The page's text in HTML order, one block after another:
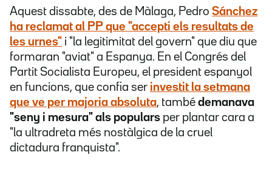
Aquest dissabte, des de Màlaga, Pedro Sánchez
ha reclamat al PP que "accepti els resultats de
les urnes" i "la legitimitat del govern" que diu que
formaran "aviat" a Espanya. En el Congrés del
Partit Socialista Europeu, el president espanyol
en funcions, que confia ser investit la setmana
que ve per majoria absoluta, també demanava
"seny i mesura" als populars per plantar cara a
"la ultradreta més nostàlgica de la cruel
dictadura franquista".